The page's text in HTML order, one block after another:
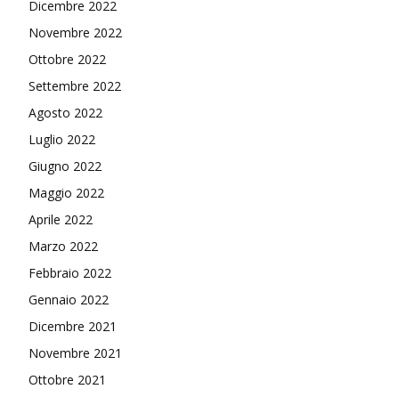
Dicembre 2022
Novembre 2022
Ottobre 2022
Settembre 2022
Agosto 2022
Luglio 2022
Giugno 2022
Maggio 2022
Aprile 2022
Marzo 2022
Febbraio 2022
Gennaio 2022
Dicembre 2021
Novembre 2021
Ottobre 2021